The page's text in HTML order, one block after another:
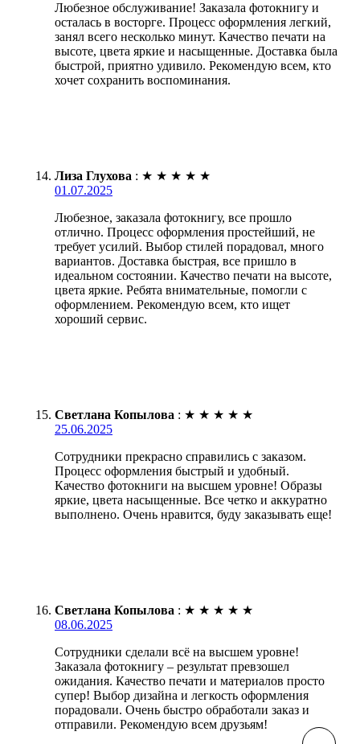
Любезное обслуживание! Заказала фотокнигу и
осталась в восторге. Процесс оформления легкий,
занял всего несколько минут. Качество печати на
высоте, цвета яркие и насыщенные. Доставка была
быстрой, приятно удивило. Рекомендую всем, кто
хочет сохранить воспоминания.
Лиза Глухова : ★ ★ ★ ★ ★
01.07.2025
Любезное, заказала фотокнигу, все прошло
отлично. Процесс оформления простейший, не
требует усилий. Выбор стилей порадовал, много
вариантов. Доставка быстрая, все пришло в
идеальном состоянии. Качество печати на высоте,
цвета яркие. Ребята внимательные, помогли с
оформлением. Рекомендую всем, кто ищет
хороший сервис.
Светлана Копылова : ★ ★ ★ ★ ★
25.06.2025
Сотрудники прекрасно справились с заказом.
Процесс оформления быстрый и удобный.
Качество фотокниги на высшем уровне! Образы
яркие, цвета насыщенные. Все четко и аккуратно
выполнено. Очень нравится, буду заказывать еще!
Светлана Копылова : ★ ★ ★ ★ ★
08.06.2025
Сотрудники сделали всё на высшем уровне!
Заказала фотокнигу – результат превзошел
ожидания. Качество печати и материалов просто
супер! Выбор дизайна и легкость оформления
порадовали. Очень быстро обработали заказ и
отправили. Рекомендую всем друзьям!